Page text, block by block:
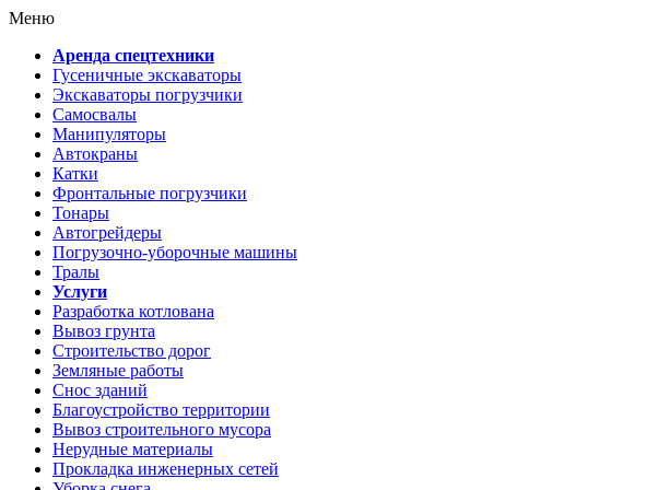
Меню
Аренда спецтехники
Гусеничные экскаваторы
Экскаваторы погрузчики
Самосвалы
Манипуляторы
Автокраны
Катки
Фронтальные погрузчики
Тонары
Автогрейдеры
Погрузочно-уборочные машины
Тралы
Услуги
Разработка котлована
Вывоз грунта
Строительство дорог
Земляные работы
Снос зданий
Благоустройство территории
Вывоз строительного мусора
Нерудные материалы
Прокладка инженерных сетей